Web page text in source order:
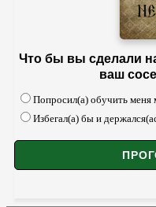
Что бы вы сделали
ваш
Попросил(а) обучить меня
Избегал(а) бы и